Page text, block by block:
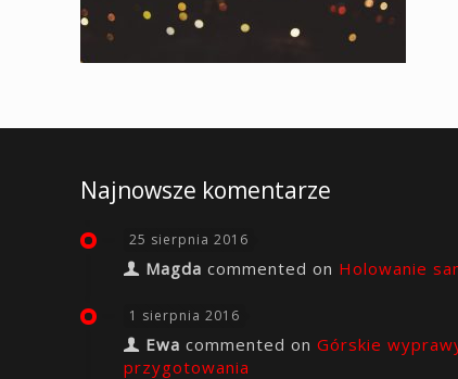
Najnowsze komentarze
25 sierpnia 2016
Magda commented on Holowanie
1 sierpnia 2016
Ewa commented on Górskie
przygotowania